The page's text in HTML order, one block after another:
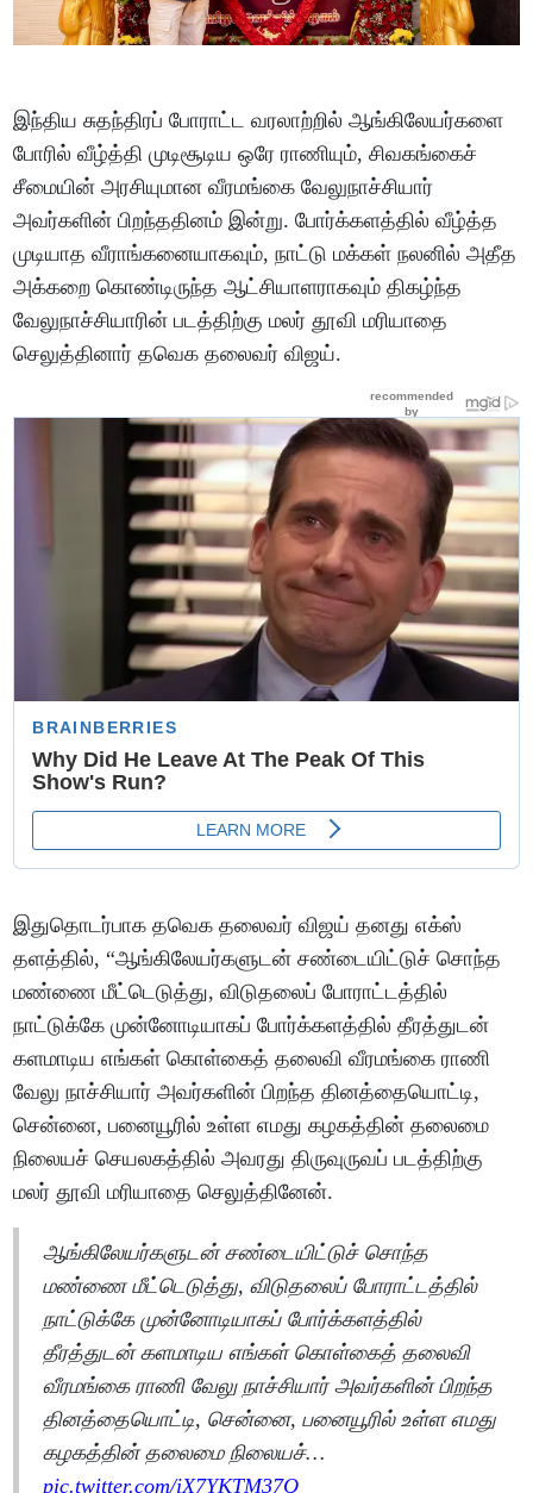
இந்திய சுதந்திரப் போராட்ட வரலாற்றில் ஆங்கிலேயர்களை
போரில் வீழ்த்தி முடிசூடிய ஒரே ராணியும், சிவகங்கைச்
சீமையின் அரசியுமான வீரமங்கை வேலுநாச்சியார்
அவர்களின் பிறந்ததினம் இன்று. போர்க்களத்தில் வீழ்த்த
முடியாத வீராங்கனையாகவும், நாட்டு மக்கள் நலனில் அதீத
அக்கறை கொண்டிருந்த ஆட்சியாளராகவும் திகழ்ந்த
வேலுநாச்சியாரின் படத்திற்கு மலர் தூவி மரியாதை
செலுத்தினார் தவெக தலைவர் விஜய்.
இதுதொடர்பாக தவெக தலைவர் விஜய் தனது எக்ஸ்
தளத்தில், “ஆங்கிலேயர்களுடன் சண்டையிட்டுச் சொந்த
மண்ணை மீட்டெடுத்து, விடுதலைப் போராட்டத்தில்
நாட்டுக்கே முன்னோடியாகப் போர்க்களத்தில் தீரத்துடன்
களமாடிய எங்கள் கொள்கைத் தலைவி வீரமங்கை ராணி
வேலு நாச்சியார் அவர்களின் பிறந்த தினத்தையொட்டி,
சென்னை, பனையூரில் உள்ள எமது கழகத்தின் தலைமை
நிலையச் செயலகத்தில் அவரது திருவுருவப் படத்திற்கு
மலர் தூவி மரியாதை செலுத்தினேன்.
ஆங்கிலேயர்களுடன் சண்டையிட்டுச் சொந்த
மண்ணை மீட்டெடுத்து, விடுதலைப் போராட்டத்தில்
நாட்டுக்கே முன்னோடியாகப் போர்க்களத்தில்
தீரத்துடன் களமாடிய எங்கள் கொள்கைத் தலைவி
வீரமங்கை ராணி வேலு நாச்சியார் அவர்களின் பிறந்த
தினத்தையொட்டி, சென்னை, பனையூரில் உள்ள எமது
கழகத்தின் தலைமை நிலையச்…
pic.twitter.com/iX7YKTM37Q